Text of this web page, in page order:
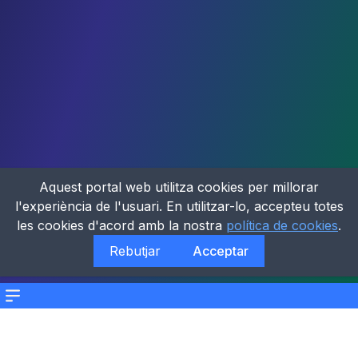
Menu
Aquest portal web utilitza cookies per millorar
l'experiència de l'usuari. En utilitzar-lo, accepteu totes
les cookies d'acord amb la nostra política de cookies.
Rebutjar
Acceptar